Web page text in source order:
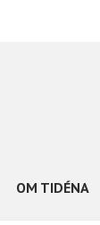
OM TIDÉNA